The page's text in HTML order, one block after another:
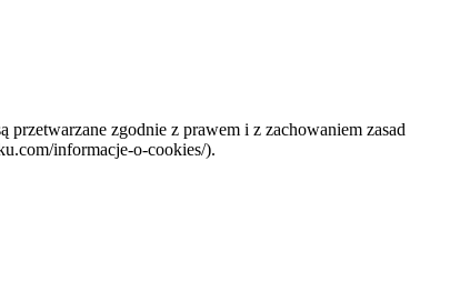
zgodnie z prawem i z zachowaniem zasad
informacje-o-cookies/).